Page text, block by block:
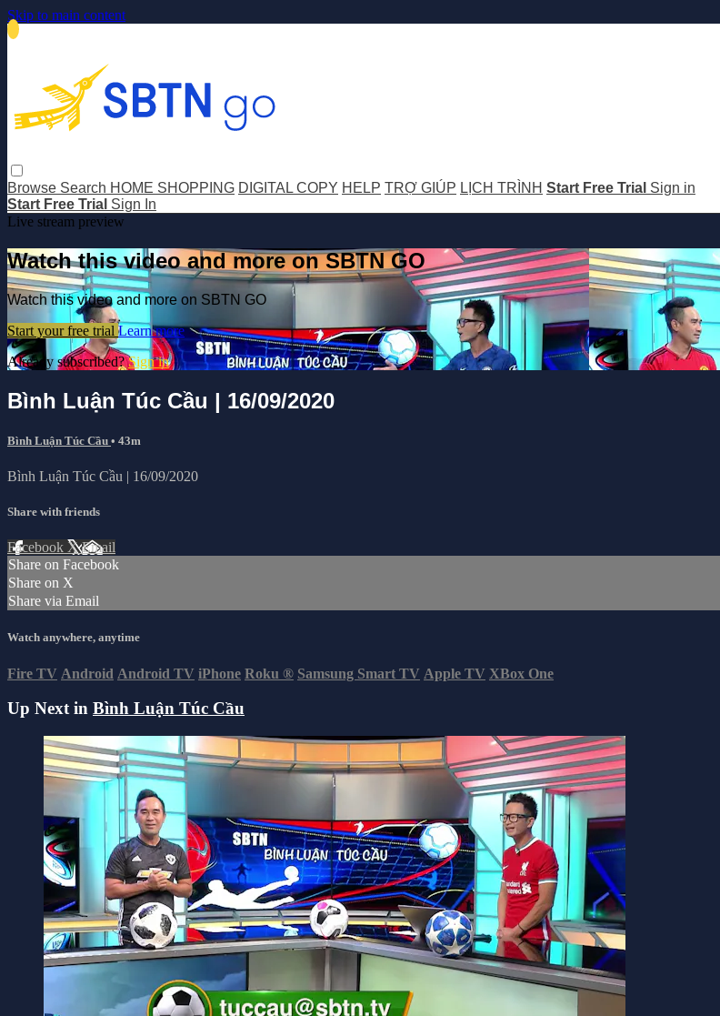
Skip to main content
Browse Search HOME SHOPPING DIGITAL COPY HELP TRỢ GIÚP LỊCH TRÌNH Start Free Trial Sign in
Start Free Trial Sign In
Live stream preview
Watch this video and more on SBTN GO
Watch this video and more on SBTN GO
Start your free trial Learn more
Already subscribed?Sign in
Bình Luận Túc Cầu | 16/09/2020
Bình Luận Túc Cầu • 43m
Bình Luận Túc Cầu | 16/09/2020
Share with friends
Facebook XEmail
Share on Facebook
Share on X
Share via Email
Watch anywhere, anytime
Fire TV Android Android TV iPhone Roku ® Samsung Smart TV Apple TV XBox One
Up Next in Bình Luận Túc Cầu